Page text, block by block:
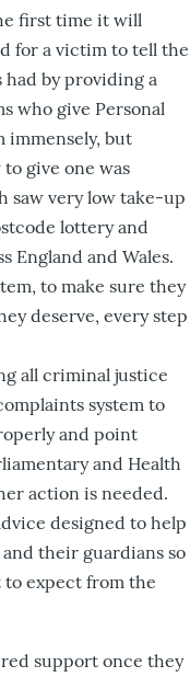
first time it will
for a victim to tell the
by providing a
who give Personal
immensely, but
give one was
saw very low take-up
lottery and
England and Wales.
to make sure they
deserve, every step
all criminal justice
system to
and point
and Health
action is needed.
designed to help
their guardians so
expect from the
support once they